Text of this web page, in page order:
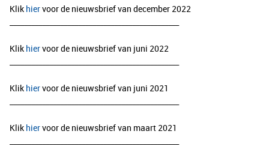
Klik hiervoor de nieuwsbrief van december 2022
Klik hiervoor de nieuwsbrief van juni 2022
Klik hiervoor de nieuwsbrief van juni 2021
Klik hiervoor de nieuwsbrief van maart 2021